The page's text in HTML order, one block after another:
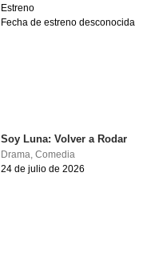
Estreno
Fecha de estreno desconocida
Soy Luna: Volver a Rodar
Drama,Comedia
24 de julio de 2026